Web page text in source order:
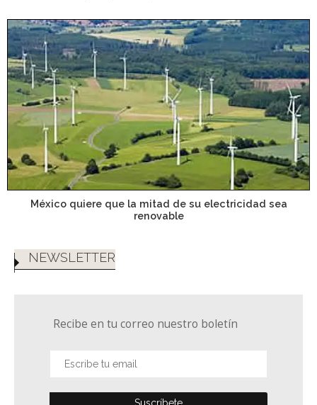
México quiere que la mitad de su electricidad sea
renovable
NEWSLETTER
Recibe en tu correo nuestro boletín